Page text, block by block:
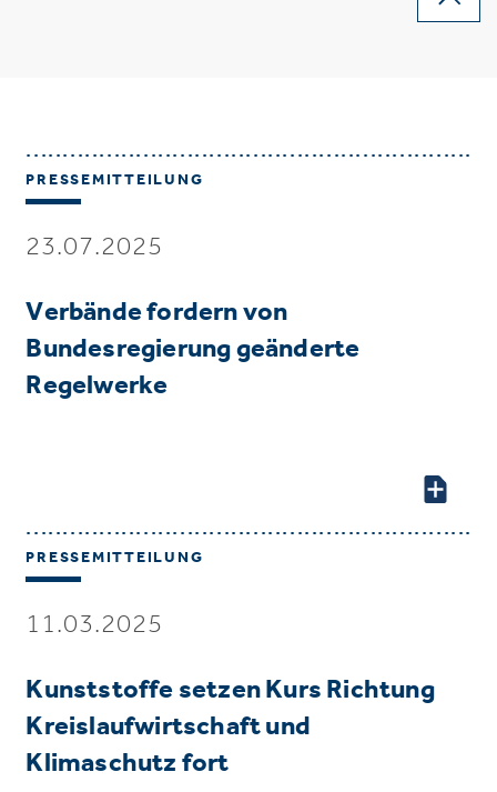
PRESSEMITTEILUNG
23.07.2025
Verbände fordern von
Bundesregierung geänderte
Regelwerke
PRESSEMITTEILUNG
11.03.2025
Kunststoffe setzen Kurs Richtung
Kreislaufwirtschaft und
Klimaschutz fort